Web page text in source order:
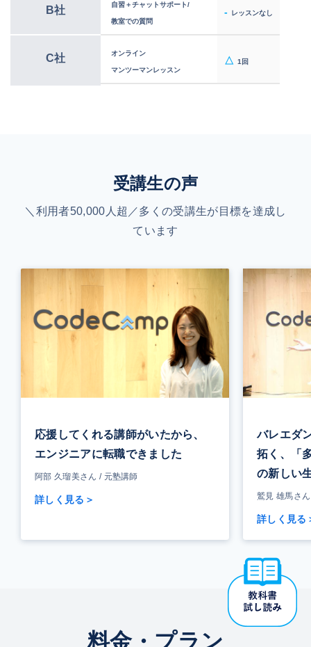
B社 自習＋チャットサポート/
教室での質問
C社
マンツーマンレッスン
自習＋チャットサポート/
教室での質問
- レッスンなし
オンライン
マンツーマンレッスン
△ 1回
受講生の声
＼利用者50,000人超／多くの受講生が目標を達成し
ています
応援してくれる講師がいたから、
エンジニアに転職できました
阿部 久瑠美さん / 元塾講師
詳しく見る＞
バレエダ
拓く、「
の新しい
鷲見 雄馬さ
詳しく見る
料金・プラン